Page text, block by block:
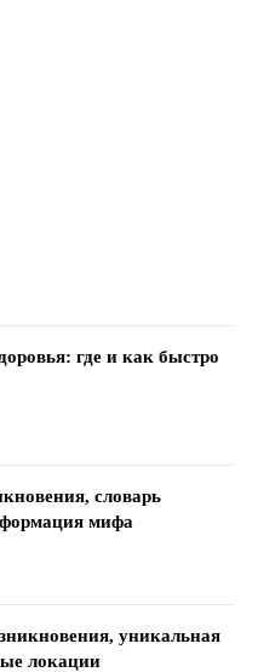
где и как быстро
словарь
мифа
уникальная
локации